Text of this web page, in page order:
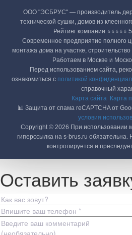
ООО "ЭСБРУС" — производитель
технической сушки, домов из
Рейтинг компании ⭐⭐⭐⭐⭐
Современное предприятие полного
монтажа дома на участке,
Работаем в Москве и
Перед использованием сайта,
ознакомиться с политикой
справочный
Карта сайта
Карта
📊 Защита от спама reCAPTCHA от
условия
Copyright © 2026 При использовании
гиперссылка на s-brus.ru обязательна.
контролируется и
Оставить